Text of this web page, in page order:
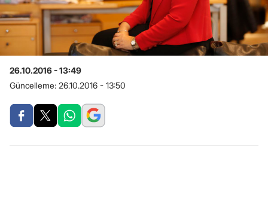
26.10.2016 - 13:49
Güncelleme: 26.10.2016 - 13:50